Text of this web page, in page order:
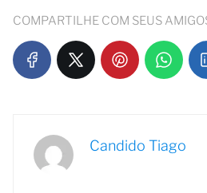
COMPARTILHE COM SEUS
Candido Tiago